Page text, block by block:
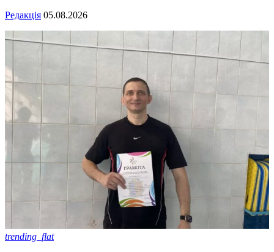
Редакція 05.08.2026
trending_flat